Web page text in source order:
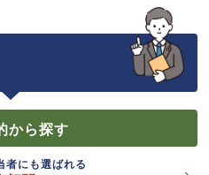
から探す
者にも選ばれる